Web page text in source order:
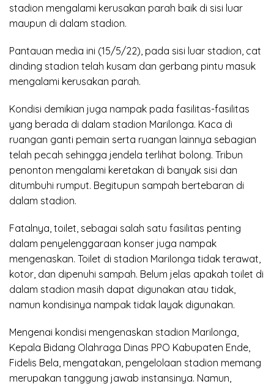
stadion mengalami kerusakan parah baik di sisi luar
maupun di dalam stadion.
Pantauan media ini (15/5/22), pada sisi luar stadion, cat
dinding stadion telah kusam dan gerbang pintu masuk
mengalami kerusakan parah.
Kondisi demikian juga nampak pada fasilitas-fasilitas
yang berada di dalam stadion Marilonga. Kaca di
ruangan ganti pemain serta ruangan lainnya sebagian
telah pecah sehingga jendela terlihat bolong. Tribun
penonton mengalami keretakan di banyak sisi dan
ditumbuhi rumput. Begitupun sampah bertebaran di
dalam stadion.
Fatalnya, toilet, sebagai salah satu fasilitas penting
dalam penyelenggaraan konser juga nampak
mengenaskan. Toilet di stadion Marilonga tidak terawat,
kotor, dan dipenuhi sampah. Belum jelas apakah toilet di
dalam stadion masih dapat digunakan atau tidak,
namun kondisinya nampak tidak layak digunakan.
Mengenai kondisi mengenaskan stadion Marilonga,
Kepala Bidang Olahraga Dinas PPO Kabupaten Ende,
Fidelis Bela, mengatakan, pengelolaan stadion memang
merupakan tanggung jawab instansinya. Namun,